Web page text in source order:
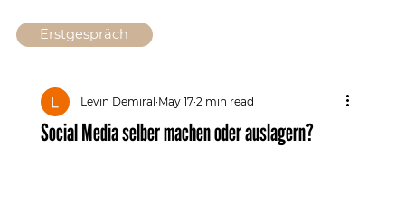
Erstgespräch
Social Media selber machen oder auslagern?
Levin Demiral May 17 2 min read